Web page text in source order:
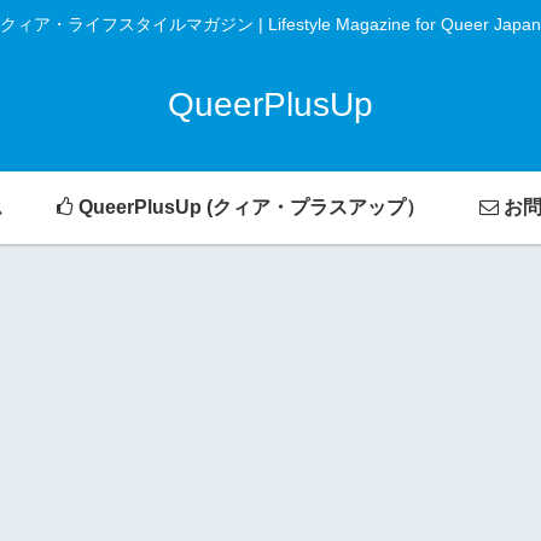
クィア・ライフスタイルマガジン | Lifestyle Magazine for Queer Japan
QueerPlusUp
QueerPlusUp (クィア・プラスアップ） お